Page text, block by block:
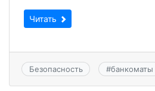
Читать
Безопасность #банкоматы